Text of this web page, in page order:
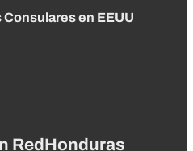
en EEUU
RedHonduras